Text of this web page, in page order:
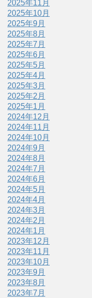
2025年11月
2025年10月
2025年9月
2025年8月
2025年7月
2025年6月
2025年5月
2025年4月
2025年3月
2025年2月
2025年1月
2024年12月
2024年11月
2024年10月
2024年9月
2024年8月
2024年7月
2024年6月
2024年5月
2024年4月
2024年3月
2024年2月
2024年1月
2023年12月
2023年11月
2023年10月
2023年9月
2023年8月
2023年7月